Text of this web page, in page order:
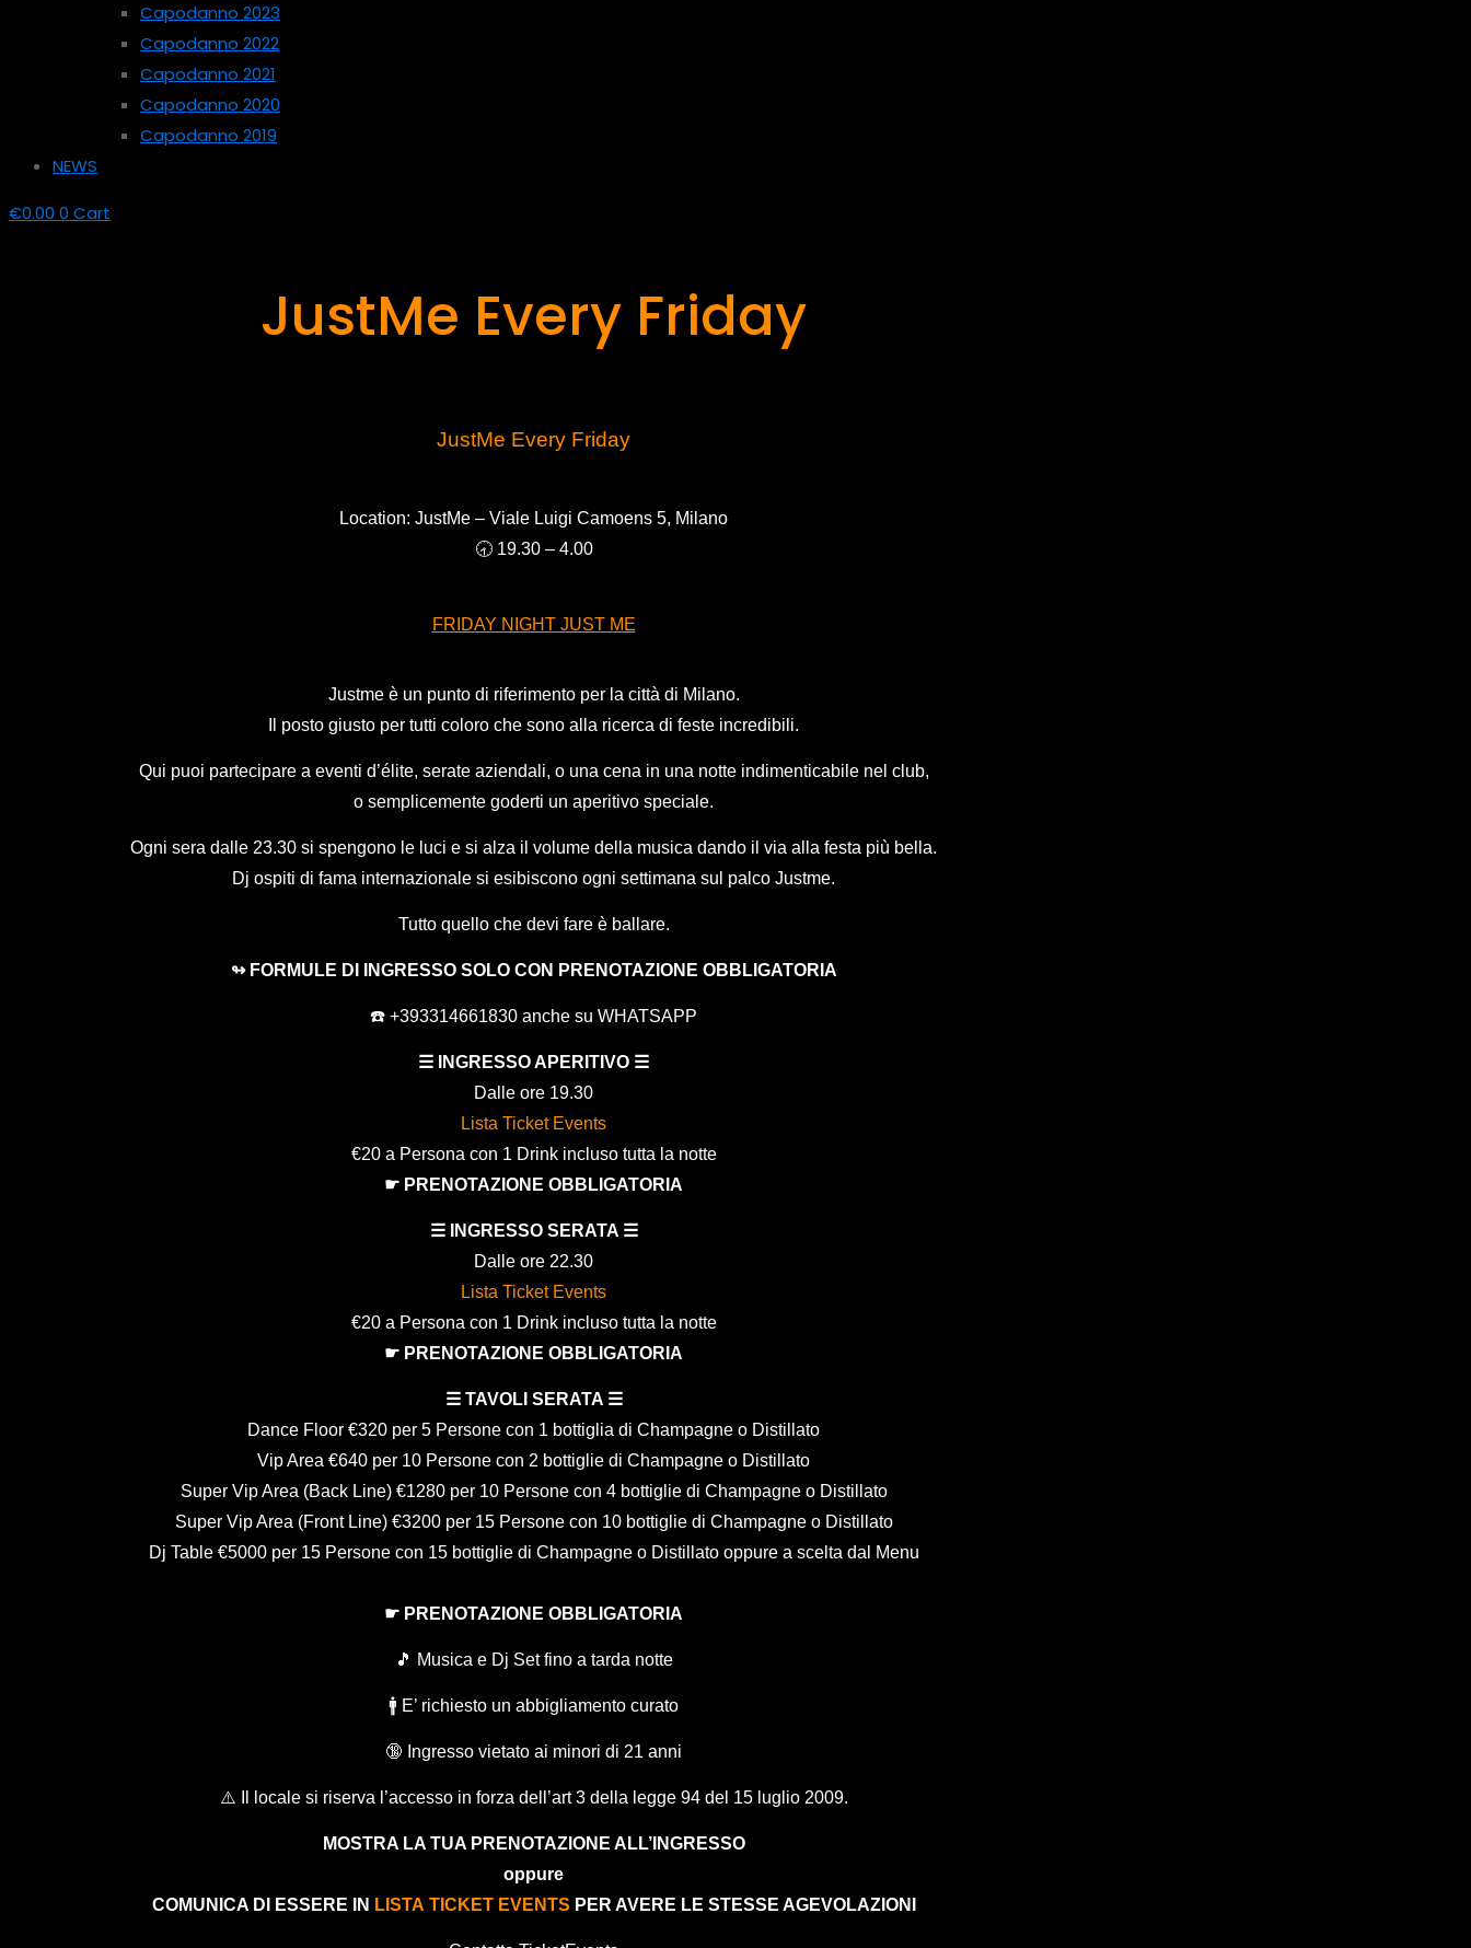
Capodanno 2023
Capodanno 2022
Capodanno 2021
Capodanno 2020
Capodanno 2019
NEWS
€0.00 0 Cart
JustMe Every Friday
JustMe Every Friday
Location: JustMe – Viale Luigi Camoens 5, Milano
🕣 19.30 – 4.00
FRIDAY NIGHT JUST ME
Justme è un punto di riferimento per la città di Milano.
Il posto giusto per tutti coloro che sono alla ricerca di feste incredibili.
Qui puoi partecipare a eventi d’élite, serate aziendali, o una cena in una notte indimenticabile nel club,
o semplicemente goderti un aperitivo speciale.
Ogni sera dalle 23.30 si spengono le luci e si alza il volume della musica dando il via alla festa più bella.
Dj ospiti di fama internazionale si esibiscono ogni settimana sul palco Justme.
Tutto quello che devi fare è ballare.
↬ FORMULE DI INGRESSO SOLO CON PRENOTAZIONE OBBLIGATORIA
☎️ +393314661830 anche su WHATSAPP
☰ INGRESSO APERITIVO ☰
Dalle ore 19.30
Lista Ticket Events
€20 a Persona con 1 Drink incluso tutta la notte
☛ PRENOTAZIONE OBBLIGATORIA
☰ INGRESSO SERATA ☰
Dalle ore 22.30
Lista Ticket Events
€20 a Persona con 1 Drink incluso tutta la notte
☛ PRENOTAZIONE OBBLIGATORIA
☰ TAVOLI SERATA ☰
Dance Floor €320 per 5 Persone con 1 bottiglia di Champagne o Distillato
Vip Area €640 per 10 Persone con 2 bottiglie di Champagne o Distillato
Super Vip Area (Back Line) €1280 per 10 Persone con 4 bottiglie di Champagne o Distillato
Super Vip Area (Front Line) €3200 per 15 Persone con 10 bottiglie di Champagne o Distillato
Dj Table €5000 per 15 Persone con 15 bottiglie di Champagne o Distillato oppure a scelta dal Menu
☛ PRENOTAZIONE OBBLIGATORIA
🎵 Musica e Dj Set fino a tarda notte
🚹 E’ richiesto un abbigliamento curato
🔞 Ingresso vietato ai minori di 21 anni
⚠️ Il locale si riserva l’accesso in forza dell’art 3 della legge 94 del 15 luglio 2009.
MOSTRA LA TUA PRENOTAZIONE ALL’INGRESSO
oppure
COMUNICA DI ESSERE IN LISTA TICKET EVENTS PER AVERE LE STESSE AGEVOLAZIONI